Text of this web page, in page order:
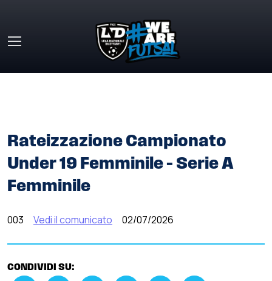
Rateizzazione Campionato
Under 19 Femminile – Serie A
Femminile
003 Vedi il comunicato 02/07/2026
CONDIVIDI SU: